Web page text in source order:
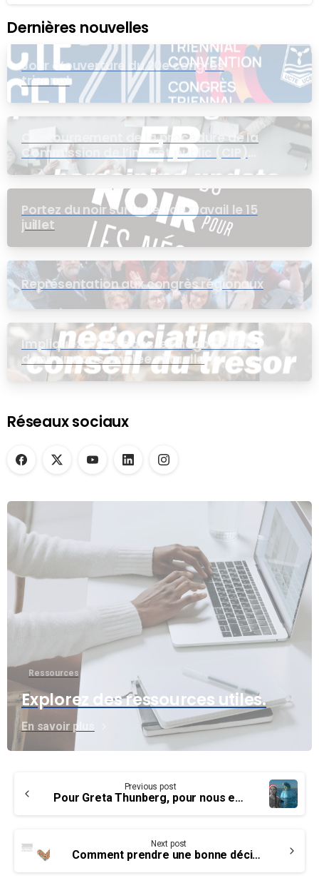
Dernières nouvelles
Jour d’ouverture du 20e congrès
triennal
Contournement de la procédure de la
Commission de l’intérêt public (CIP)
pour le groupe EB
Portez du noir sur le lieu de travail le 15
juillet
Représentation aux congrès régionaux
Impliquez-vous dans les négociations
dans une assemblée virtuelle
Réseaux sociaux
Ressources
Explorez des ressources utiles.
En savoir plus
Reading
Previous post
Pour Greta Thunberg, pour nous et pour notre planète
Next post
Comment prendre une bonne décision pendant les élections ?